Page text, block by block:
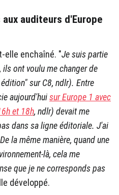
auditeurs d'Europe
elle enchaîné. "Je suis partie
ils ont voulu me changer de
sur C8, ndlr). Entre
aujourd'huisur Europe 1 avec
et 18h, ndlr) devait me
dans sa ligne éditoriale. J'ai
la même manière, quand une
là, cela me
que je ne corresponds pas
développé.